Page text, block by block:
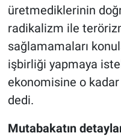
üretmediklerinin
radikalizm ile
sağlamamaları
işbirliği yapmaya
ekonomisine o kadar
dedi.
Mutabakatın